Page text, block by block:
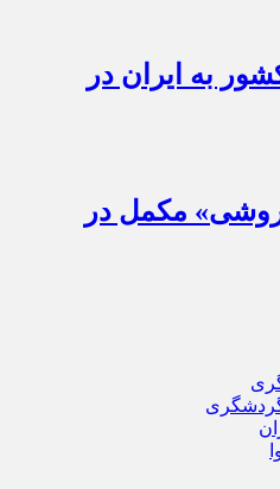
دارویی ۱۱ کشور به ایران در
مکمل در
گردشگری